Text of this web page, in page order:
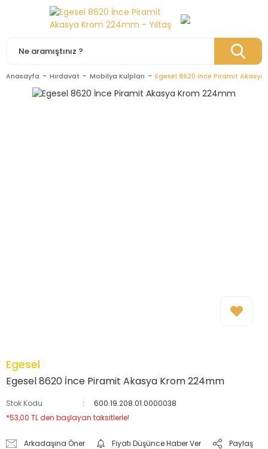
Anasayfa Hırdavat Mobilya Kulpları Egesel 8620 İnce Piramit
Egesel
Egesel 8620 İnce Piramit Akasya Krom 224mm
Stok Kodu
600.19.208.01.0000038
*53,00 TL den başlayan taksitlerle!
Arkadaşına Öner Fiyatı Düşünce Haber Ver Paylaş